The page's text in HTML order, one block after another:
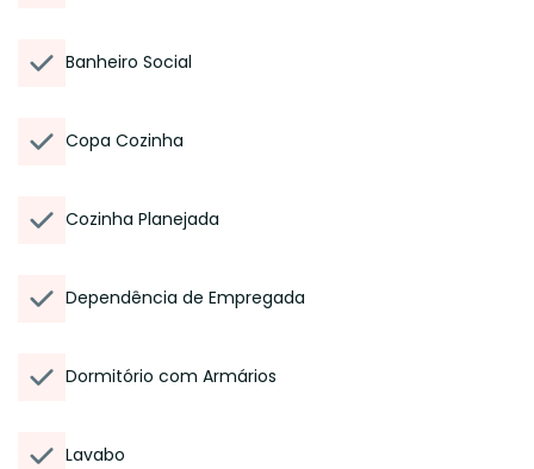
Banheiro Social
Copa Cozinha
Cozinha Planejada
Dependência de Empregada
Dormitório com Armários
Lavabo